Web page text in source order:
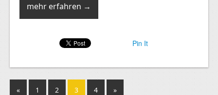
mehr erfahren →
Pin It
« 1 2 3 4 »